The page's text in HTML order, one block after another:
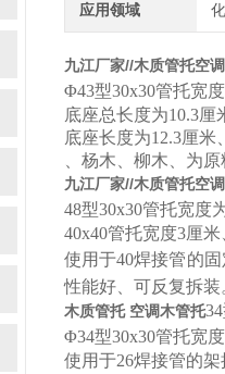
应用领域
九江厂家//木质管托空
Φ43型30x30管托宽
底座总长度为10.3
底座长度为12.3厘
、杨木、柳木、为
九江厂家//木质管托空
48型30x30管托宽度
40x40管托宽度3厘
使用于40焊接管的
性能好、可反复拆装
木质管托 空调木管托
Φ34型30x30管托宽
使用于26焊接管的